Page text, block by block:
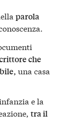
parola
che
una casa
e la
tra il